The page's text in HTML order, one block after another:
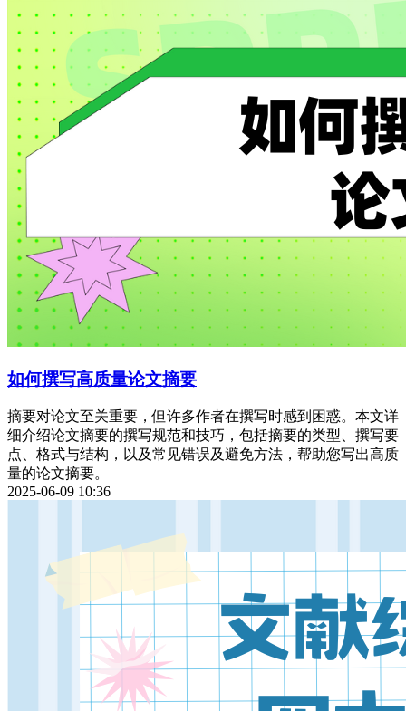
如何撰写高质量论文摘要
摘要对论文至关重要，但许多作者在撰写时感到困惑。本文详
细介绍论文摘要的撰写规范和技巧，包括摘要的类型、撰写要
点、格式与结构，以及常见错误及避免方法，帮助您写出高质
量的论文摘要。
2025-06-09 10:36